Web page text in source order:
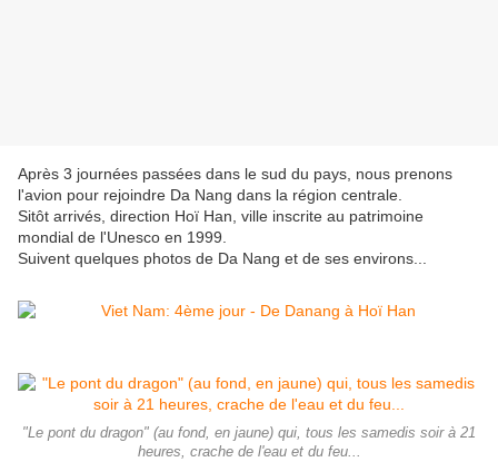
Après 3 journées passées dans le sud du pays, nous prenons
l'avion pour rejoindre Da Nang dans la région centrale.
Sitôt arrivés, direction Hoï Han, ville inscrite au patrimoine
mondial de l'Unesco en 1999.
Suivent quelques photos de Da Nang et de ses environs...
"Le pont du dragon" (au fond, en jaune) qui, tous les samedis soir à 21
heures, crache de l'eau et du feu...